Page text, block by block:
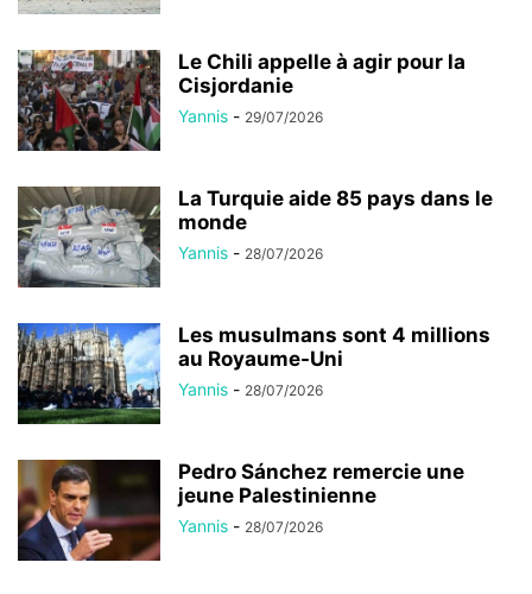
Le Chili appelle à agir pour la
Cisjordanie
Yannis - 29/07/2026
La Turquie aide 85 pays dans le
monde
Yannis - 28/07/2026
Les musulmans sont 4 millions
au Royaume-Uni
Yannis - 28/07/2026
Pedro Sánchez remercie une
jeune Palestinienne
Yannis - 28/07/2026